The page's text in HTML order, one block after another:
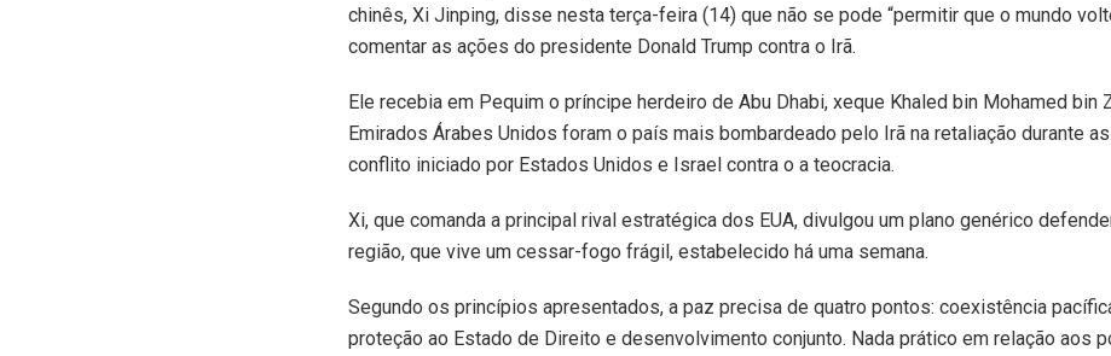
chinês, Xi Jinping, disse nesta terça-feira (14) que não se pode “permitir que o mundo
comentar as ações do presidente Donald Trump contra o Irã.
Ele recebia em Pequim o príncipe herdeiro de Abu Dhabi, xeque Khaled bin Mohamed bin
Emirados Árabes Unidos foram o país mais bombardeado pelo Irã na retaliação durante
conflito iniciado por Estados Unidos e Israel contra o a teocracia.
Xi, que comanda a principal rival estratégica dos EUA, divulgou um plano genérico
região, que vive um cessar-fogo frágil, estabelecido há uma semana.
Segundo os princípios apresentados, a paz precisa de quatro pontos: coexistência
proteção ao Estado de Direito e desenvolvimento conjunto. Nada prático em relação aos